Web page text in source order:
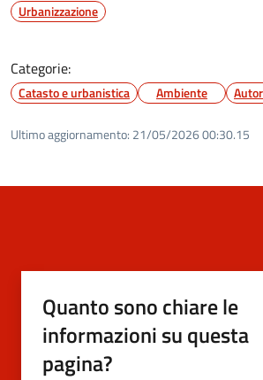
Urbanizzazione
Categorie:
Catasto e urbanistica Ambiente
Ultimo aggiornamento: 21/05/2026 00:30.15
Quanto sono chiare le
informazioni su questa
pagina?